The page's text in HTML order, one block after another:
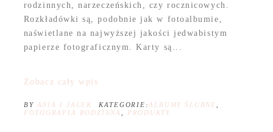
rodzinnych, narzeczeńskich, czy rocznicowych.
Rozkładówki są, podobnie jak w fotoalbumie,
naświetlane na najwyższej jakości jedwabistym
papierze fotograficznym. Karty są...
Zobacz cały wpis
BY ANIA I JACEK KATEGORIE: ALBUMY ŚLUBNE
FOTOGRAFIA RODZINNA
PRODUKTY